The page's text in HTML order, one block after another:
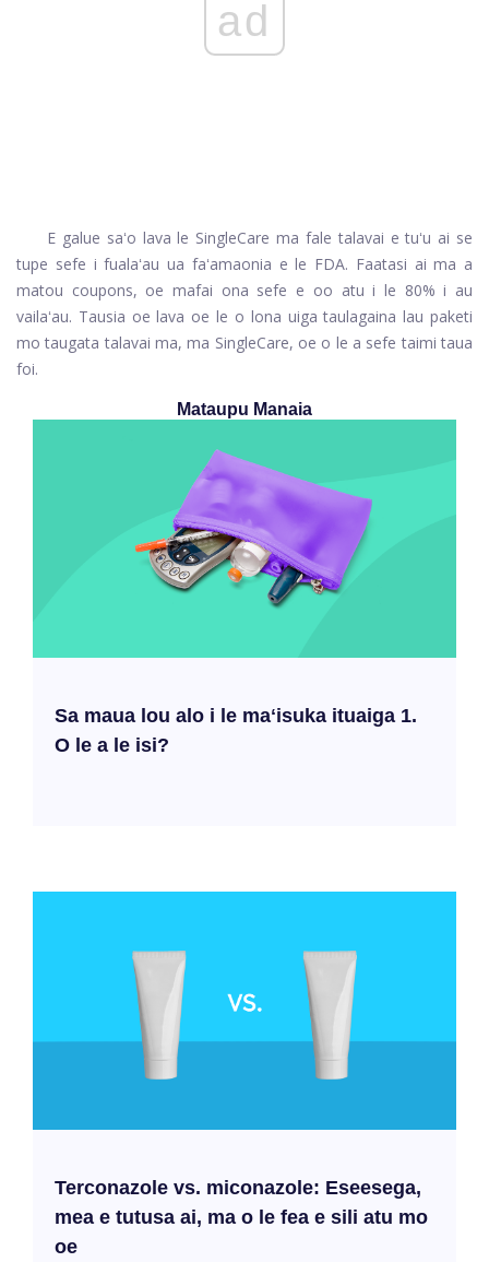
ad
E galue saʻo lava le SingleCare ma fale talavai e tuʻu ai se
tupe sefe i fualaʻau ua faʻamaonia e le FDA. Faatasi ai ma a
matou coupons, oe mafai ona sefe e oo atu i le 80% i au
vailaʻau. Tausia oe lava oe le o lona uiga taulagaina lau paketi
mo taugata talavai ma, ma SingleCare, oe o le a sefe taimi taua
foi.
Mataupu Manaia
Sa maua lou alo i le maʻisuka ituaiga 1.
O le a le isi?
Terconazole vs. miconazole: Eseesega,
mea e tutusa ai, ma o le fea e sili atu mo
oe